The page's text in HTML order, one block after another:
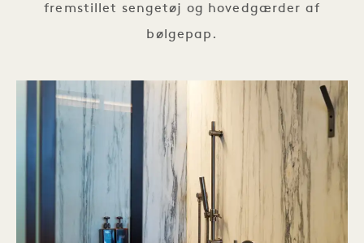
fremstillet sengetøj og hovedgærder af
bølgepap.